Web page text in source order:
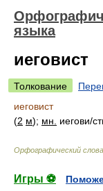
языка
иеговист
Толкование
иеговист
(2 м); мн. иегови/
Орфографический
Игры ⚽